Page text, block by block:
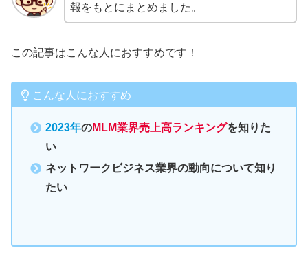
報をもとにまとめました。
この記事はこんな人におすすめです！
こんな人におすすめ
2023年のMLM業界売上高ランキングを知りた
い
ネットワークビジネス業界の動向について知り
たい